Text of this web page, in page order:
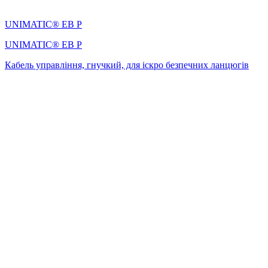
UNIMATIC® EB P
UNIMATIC® EB P
Кабель управління, гнучкий, для іскро безпечних ланцюгів